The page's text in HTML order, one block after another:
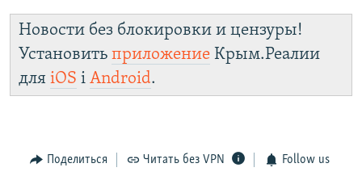
Новости без блокировки и цензуры!
Установить приложение Крым.Реалии
для iOS і Android.
Поделиться Читать без VPN Follow us